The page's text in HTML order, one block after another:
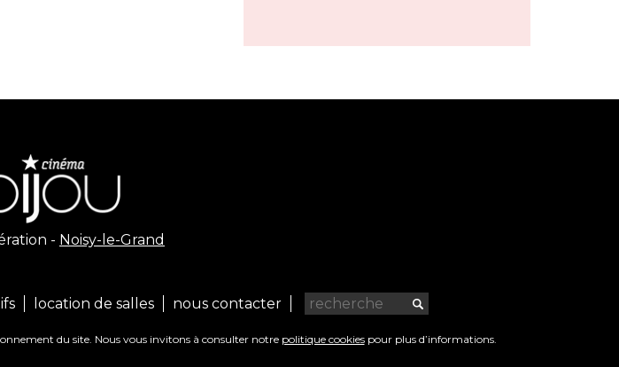
- Noisy-le-Grand
location de salles nous contacter
du site. Nous vous invitons à consulter notre politique cookiespour plus d’informations.